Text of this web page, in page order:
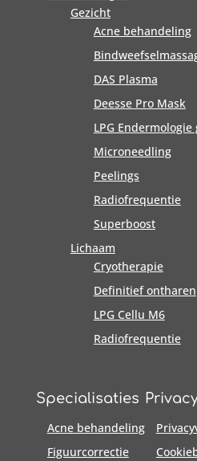
Gezicht
Acne behandeling
DAS Plasma
Deesse Pro Mask
LPG Endermologie
Microneedling
Peelings
Radiofrequentie
Superboost
Lichaam
Cryotherapie
Definitief ontharen
LPG Cellu M6
Radiofrequentie
Specialisaties
Acne behandeling
Figuurcorrectie